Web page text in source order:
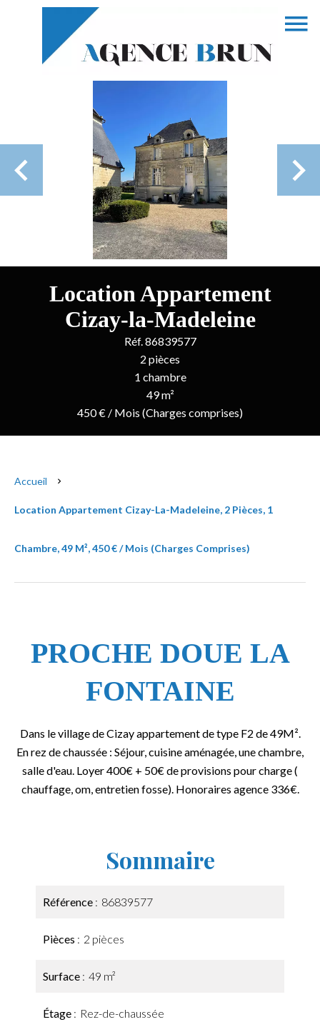
Location Appartement
Cizay-la-Madeleine
Réf. 86839577
2 pièces
1 chambre
49 m²
450 € / Mois (Charges comprises)
Accueil
Location Appartement Cizay-La-Madeleine, 2 Pièces, 1
Chambre, 49 M², 450 € / Mois (Charges Comprises)
PROCHE DOUE LA
FONTAINE
Dans le village de Cizay appartement de type F2 de 49M².
En rez de chaussée : Séjour, cuisine aménagée, une chambre,
salle d'eau. Loyer 400€ + 50€ de provisions pour charge (
chauffage, om, entretien fosse). Honoraires agence 336€.
Sommaire
Référence 86839577
Pièces 2 pièces
Surface 49 m²
Étage Rez-de-chaussée